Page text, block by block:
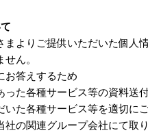
まよりご提供いただいた個
ん。
お答えするため
った各種サービス等の資料送
いた各種サービス等を適切に
社の関連グループ会社にて